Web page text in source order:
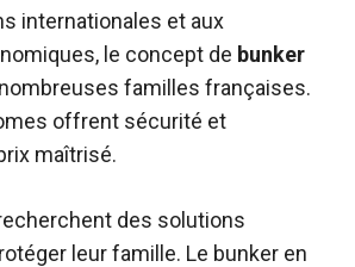
internationales et aux
le concept de bunker
familles françaises.
offrent sécurité et
maîtrisé.
des solutions
leur famille. Le bunker en